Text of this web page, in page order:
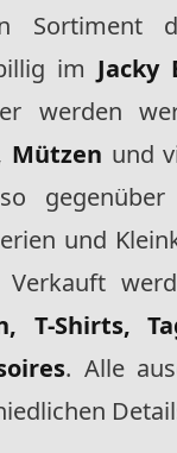
Sortiment
im Jacky
werden
Mützen und
und
Verkauft
T-Shirts,
. Alle